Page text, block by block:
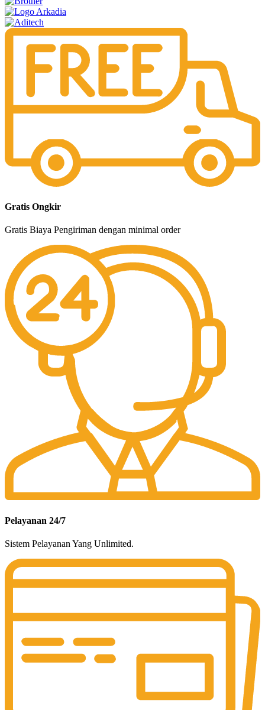
Gratis Ongkir
Gratis Biaya Pengiriman dengan minimal order
Pelayanan 24/7
Sistem Pelayanan Yang Unlimited.